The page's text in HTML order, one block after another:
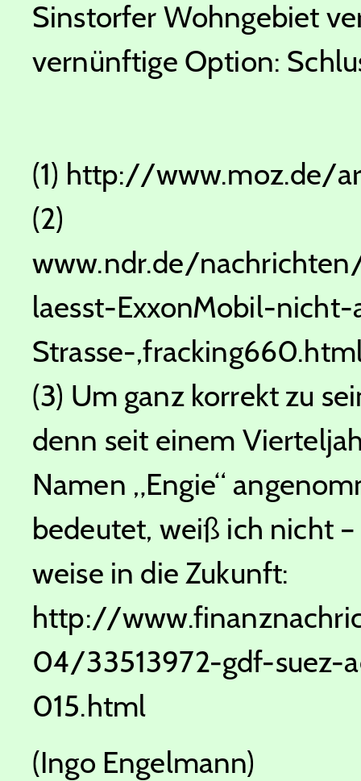
Sinstorfer Wohngebiet
vernünftige Option:
(1) http://www.moz.de/
(2)
www.ndr.de/
laesst-ExxonMobil-
Strasse-
(3) Um ganz korrekt zu
denn seit einem
Namen „Engie“
bedeutet, weiß ich nicht
weise in die Zukunft:
http://
04/33513972-gdf-suez-
015.html
(Ingo Engelmann)